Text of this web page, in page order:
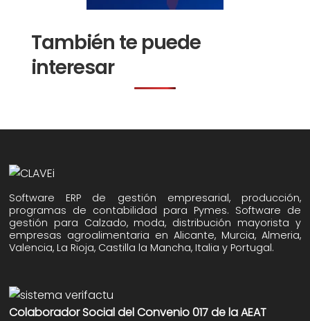
También te puede
interesar
Software ERP de gestión empresarial, producción,
programas de contabilidad para Pymes. Software de
gestión para Calzado, moda, distribución mayorista y
empresas agroalimentaria en Alicante, Murcia, Almeria,
Valencia, La Rioja, Castilla la Mancha, Italia y Portugal.
Colaborador Social del Convenio 017 de la AEAT